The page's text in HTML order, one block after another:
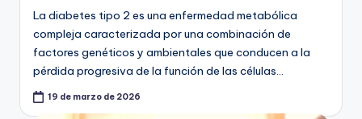
La diabetes tipo 2 es una enfermedad metabólica
compleja caracterizada por una combinación de
factores genéticos y ambientales que conducen a la
pérdida progresiva de la función de las células…
19 de marzo de 2026